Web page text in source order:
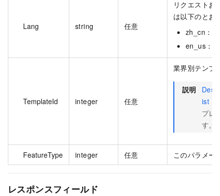
Lang string 任意
リクエストお
は以下のとお
zh_cn：
en_us：
TemplateId integer 任意
業界別テンプ
説明
ist
プレ
す。
FeatureType integer 任意 このパラメー
レスポンスフィールド